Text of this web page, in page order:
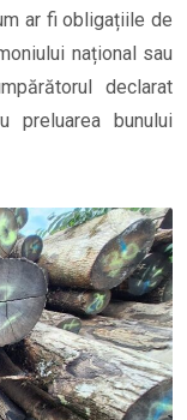
ar fi obligațiile de
național sau
declarat
preluarea bunului